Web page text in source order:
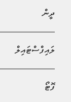
ދީން
ލައިފްސްޓައިލް
ފޮޓޯ